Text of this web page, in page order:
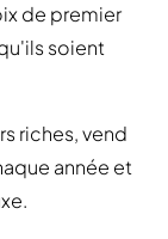
de premier
soient
riches, vend
année et